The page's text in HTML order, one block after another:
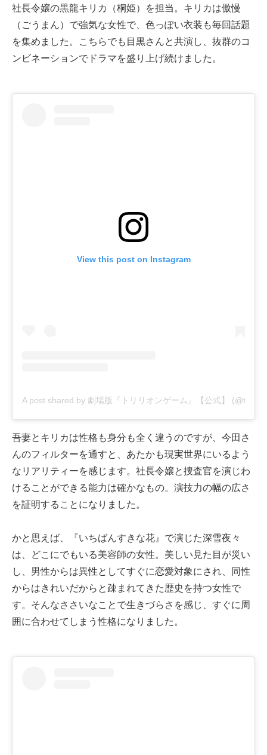
社長令嬢の黒龍キリカ（桐姫）を担当。キリカは傲慢
（ごうまん）で強気な女性で、色っぽい衣装も毎回話題
を集めました。こちらでも目黒さんと共演し、抜群のコ
ンビネーションでドラマを盛り上げ続けました。
View this post on Instagram
A post shared by 劇場版『トリリオンゲーム』【公式】
吾妻とキリカは性格も身分も全く違うのですが、今田さ
んのフィルターを通すと、あたかも現実世界にいるよう
なリアリティーを感じます。社長令嬢と捜査官を演じわ
けることができる能力は確かなもの。演技力の幅の広さ
を証明することになりました。
かと思えば、『いちばんすきな花』で演じた深雪夜々
は、どこにでもいる美容師の女性。美しい見た目が災い
し、男性からは異性としてすぐに恋愛対象にされ、同性
からはきれいだからと疎まれてきた歴史を持つ女性で
す。そんなささいなことで生きづらさを感じ、すぐに周
囲に合わせてしまう性格になりました。